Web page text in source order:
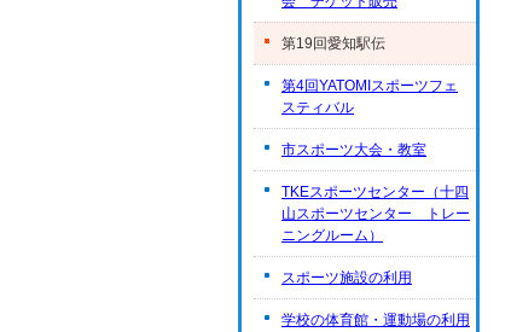
第19回愛知駅伝
第4回YATOMIスポーツフェ
スティバル
市スポーツ大会・教室
TKEスポーツセンター（十四
山スポーツセンター トレー
ニングルーム）
スポーツ施設の利用
学校の体育館・運動場の利用